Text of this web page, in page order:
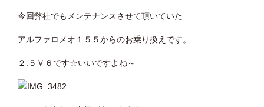
今回弊社でもメンテナンスさせて頂いていた
アルファロメオ１５５からのお乗り換えです。
２.５Ｖ６です☆いいですよね～